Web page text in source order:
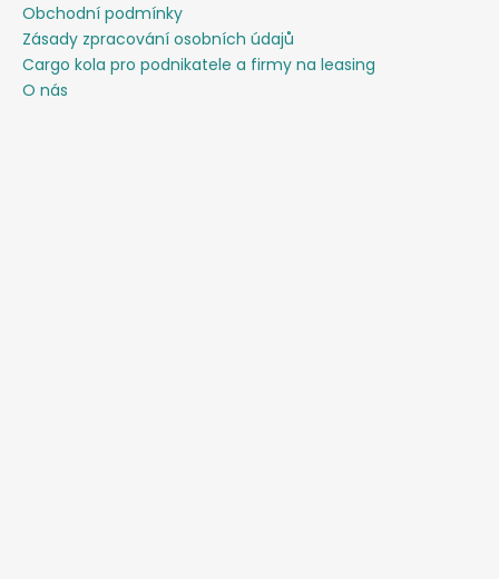
Obchodní podmínky
Zásady zpracování osobních údajů
Cargo kola pro podnikatele a firmy na leasing
O nás